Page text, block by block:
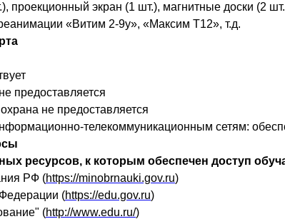
проекционный экран (1 шт.), магнитные доски (2
«Витим 2-9у», «Максим Т12», т.д.
предоставляется
не предоставляется
телекоммуникационным сетям:
ресурсов, к которым обеспечен доступ
РФ (https://minobrnauki.gov.ru)
(https://edu.gov.ru)
(http://www.edu.ru/)